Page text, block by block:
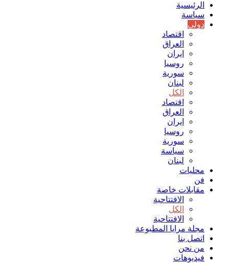
الرئيسية
سياسة
دولي
اقتصاد
العراق
ايران
روسيا
سورية
لبنان
الكل
اقتصاد
العراق
ايران
روسيا
سورية
سياسة
لبنان
محليات
فن
مقابلات خاصة
الافتتاحیة
الكل
الافتتاحیة
مجلة مرايا المطبوعة
اتصل بنا
من نحن
فيديوهات